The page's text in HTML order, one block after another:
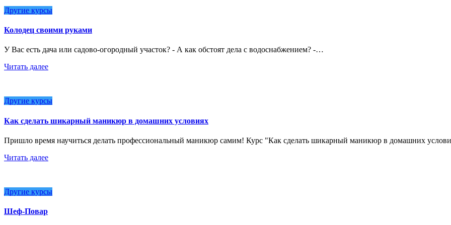
Другие курсы
Колодец своими руками
У Вас есть дача или садово-огородный участок? - А как обстоят дела с водоснабжением? -…
Читать далее
Другие курсы
Как сделать шикарный маникюр в домашних условиях
Пришло время научиться делать профессиональный маникюр самим! Курс "Как сделать шикарный маникюр в домашних
Читать далее
Другие курсы
Шеф-Повар